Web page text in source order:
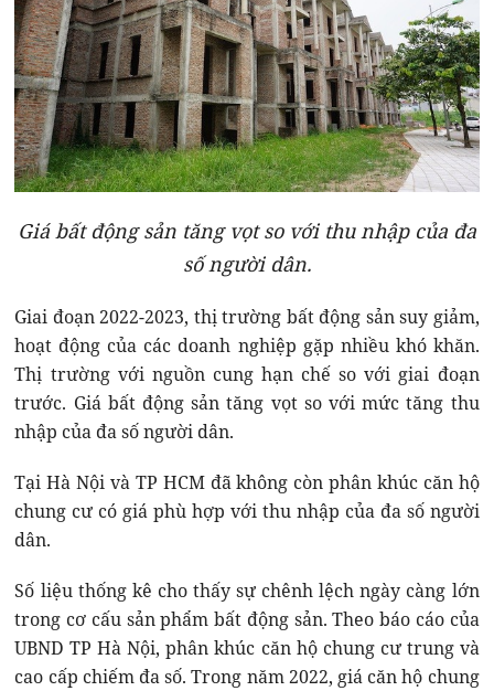
Giá bất động sản tăng vọt so với thu nhập của đa
số người dân.
Giai đoạn 2022-2023, thị trường bất động sản suy giảm,
hoạt động của các doanh nghiệp gặp nhiều khó khăn.
Thị trường với nguồn cung hạn chế so với giai đoạn
trước. Giá bất động sản tăng vọt so với mức tăng thu
nhập của đa số người dân.
Tại Hà Nội và TP HCM đã không còn phân khúc căn hộ
chung cư có giá phù hợp với thu nhập của đa số người
dân.
Số liệu thống kê cho thấy sự chênh lệch ngày càng lớn
trong cơ cấu sản phẩm bất động sản. Theo báo cáo của
UBND TP Hà Nội, phân khúc căn hộ chung cư trung và
cao cấp chiếm đa số. Trong năm 2022, giá căn hộ chung